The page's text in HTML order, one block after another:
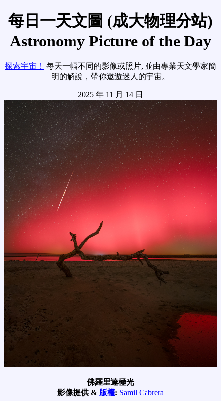
每日一天文圖 (成大物理分站)
Astronomy Picture of the Day
探索宇宙！
每天一幅不同的影像或照片, 並由專業天文學家簡
明的解說，帶你遨遊迷人的宇宙。
2025 年 11 月 14 日
佛羅里達極光
影像提供 & 版權: Samil Cabrera